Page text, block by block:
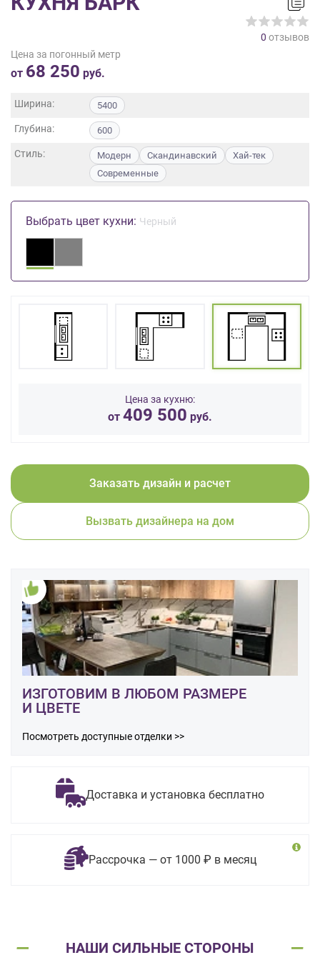
0 отзывов
Цена за погонный метр
от 68 250 руб.
Ширина: 5400
Глубина: 600
Стиль: Модерн Скандинавский
Хай-тек
Современные
Выбрать цвет кухни: Черный
Цена за кухню:
от 409 500 руб.
Заказать дизайн и расчет
Вызвать дизайнера на дом
ИЗГОТОВИМ В ЛЮБОМ РАЗМЕРЕ
И ЦВЕТЕ
Посмотреть доступные отделки >>
Доставка и установка бесплатно
Рассрочка — от 1000 ₽ в месяц
НАШИ СИЛЬНЫЕ СТОРОНЫ
данных ,
Согласие
обработку
данных
порядке
условиях
Политики
персональных